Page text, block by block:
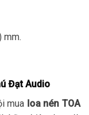
mm.
Đạt Audio
mua loa nén TOA